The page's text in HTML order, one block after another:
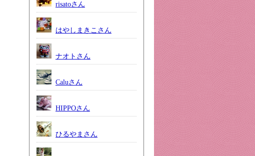
risatoさん
はやしまきこさん
ナオトさん
Caluさん
HIPPOさん
ひるやまさん